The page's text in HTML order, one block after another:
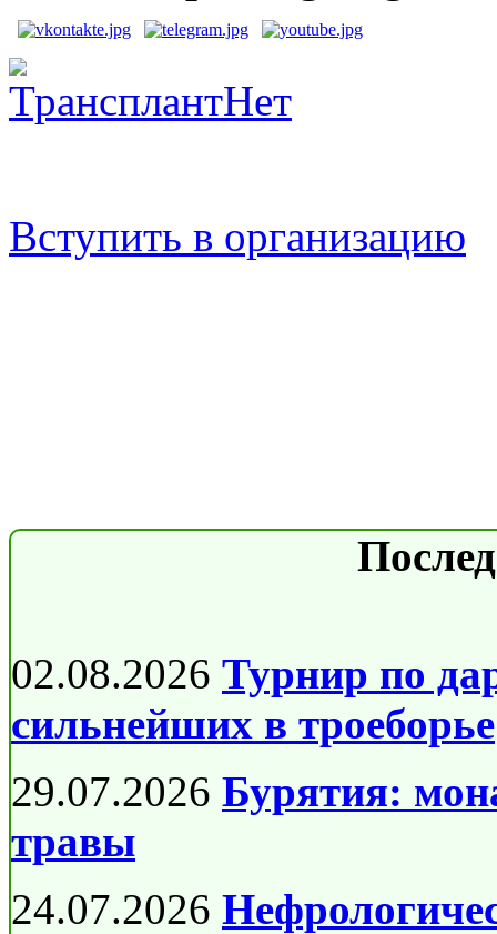
Вступить в организацию
02.08.2026 Турнир по
сильнейших в троеборье
29.07.2026 Бурятия:
травы
24.07.2026